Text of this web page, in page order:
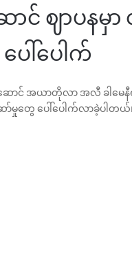
ောင် ဈာပန
ါ်ပေါက်
ောင် အယာတိုလာ အလီ ခါမေ
ေ ပေါ်ပေါက်လာခဲ့ပါတယ်။